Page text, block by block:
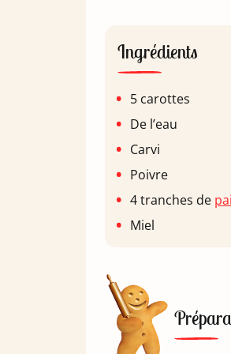
Ingrédients
5 carottes
De l’eau
Carvi
Poivre
4 tranches de
Miel